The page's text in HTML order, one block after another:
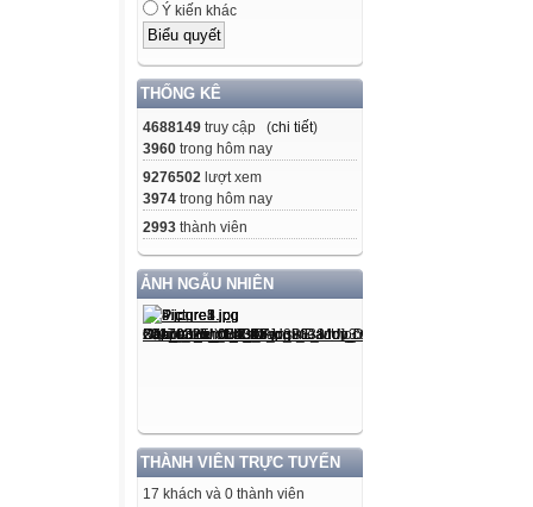
Ý kiến khác
THỐNG KÊ
4688149 truy cập (chi tiết)
3960 trong hôm nay
9276502 lượt xem
3974 trong hôm nay
2993 thành viên
ẢNH NGẪU NHIÊN
THÀNH VIÊN TRỰC TUYẾN
17 khách và 0 thành viên